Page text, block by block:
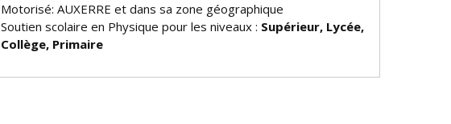
Motorisé: AUXERRE et dans sa zone géographique
Soutien scolaire en Physique pour les niveaux : Supérieur, Lycée,
Collège, Primaire